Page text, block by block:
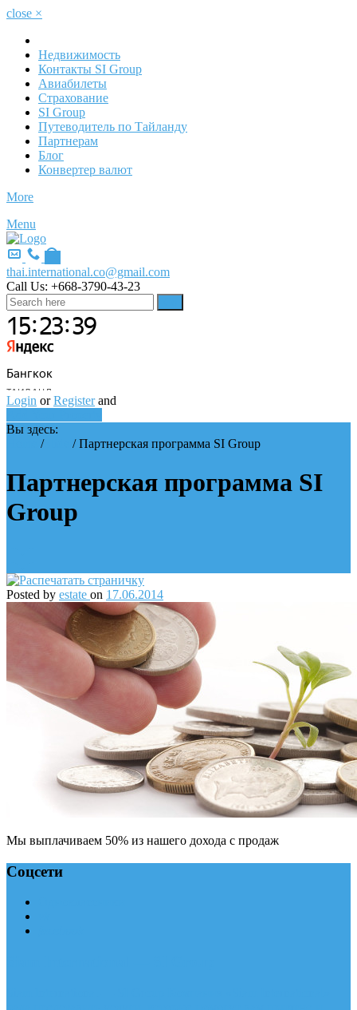
close ×
Недвижимость
Контакты SI Group
Авиабилеты
Страхование
SI Group
Путеводитель по Тайланду
Партнерам
Блог
Конвертер валют
More
Menu
thai.international.co@gmail.com
Call Us: +668-3790-43-23
Login or Register and
Вы здесь:
/Slide /Партнерская программа SI Group
Партнерская программа SI
Group
Posted by estate on 17.06.2014
Мы выплачиваем 50% из нашего дохода с продаж
Соцсети